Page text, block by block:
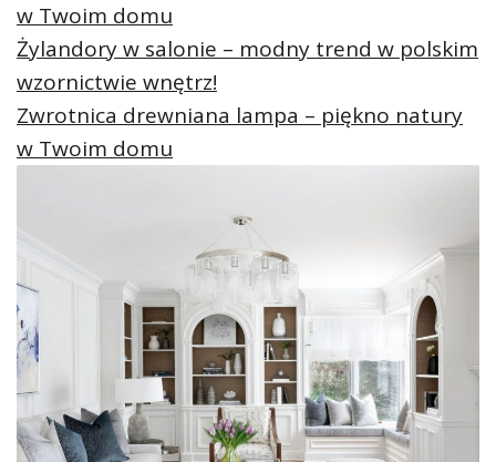
w Twoim domu
Żylandory w salonie – modny trend w polskim
wzornictwie wnętrz!
Zwrotnica drewniana lampa – piękno natury
w Twoim domu